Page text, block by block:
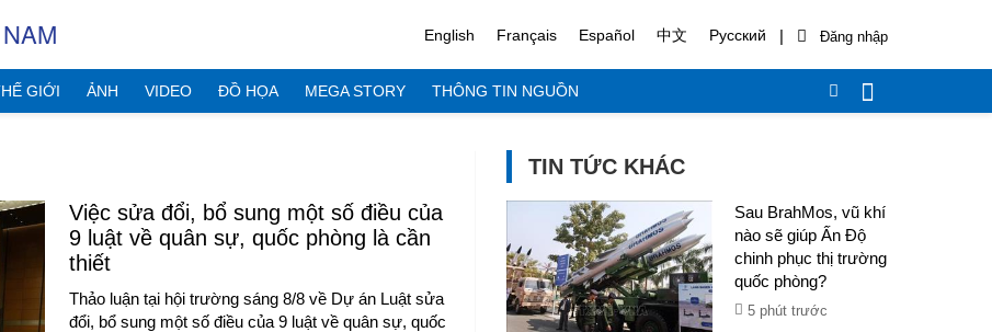
English Français Español 中文 Русский |
GIỚI ẢNH VIDEO ĐỒ HỌA MEGA STORY THÔNG TIN NGUỒN
Việc sửa đổi, bổ sung một số điều của
9 luật về quân sự, quốc phòng là cần
thiết
Thảo luận tại hội trường sáng 8/8 về Dự án Luật sửa
đổi, bổ sung một số điều của 9 luật về quân sự, quốc
TIN TỨC KHÁC
Sau BrahMos, vũ khí
nào sẽ giúp Ấn Độ
chinh phục thị trường
quốc phòng?
5 phút trước